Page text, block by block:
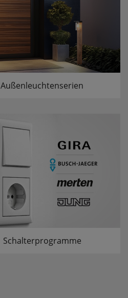
Außenleuchtenserien
Schalterprogramme